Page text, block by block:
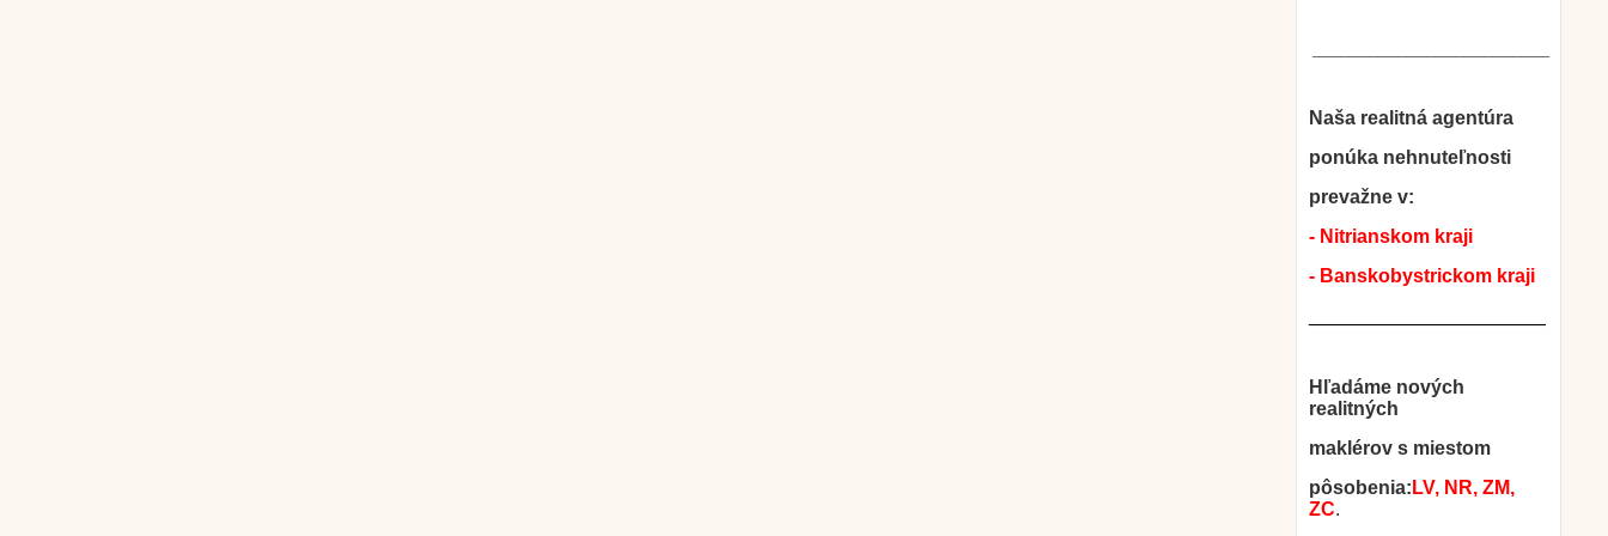
Naša realitná agentúra
ponúka nehnuteľnosti
prevažne v:
- Nitrianskom kraji
- Banskobystrickom kraji
Hľadáme nových
realitných
maklérov s miestom
pôsobenia: LV, NR, ZM,
ZC.